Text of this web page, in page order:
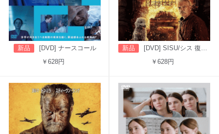
新品
[DVD] ナースコール
￥628円
新品
[DVD] SISU/シス 復讐の血闘（吹替版）
￥628円